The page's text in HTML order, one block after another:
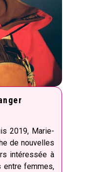
2019, Marie-
de nouvelles
intéressée à
entre femmes,